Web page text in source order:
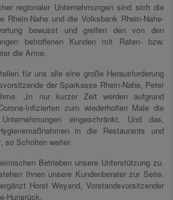
regionaler Unternehmungen sind sich die
Rhein-Nahe und die Volksbank Rhein-Nahe-
bewusst und greifen den von den
betroffenen Kunden mit Raten- bzw.
die Arme.
für uns alle eine große Herausforderung
der Sparkasse Rhein-Nahe, Peter
„In nur kurzer Zeit werden aufgrund
Infizierten zum wiederholten Male die
eingeschränkt. Und das,
in die Restaurants und
so Scholten weiter.
Betrieben unsere Unterstützung zu.
Ihnen unsere Kundenberater zur Seite.
Horst Weyand, Vorstandsvorsitzender
Hunsrück.